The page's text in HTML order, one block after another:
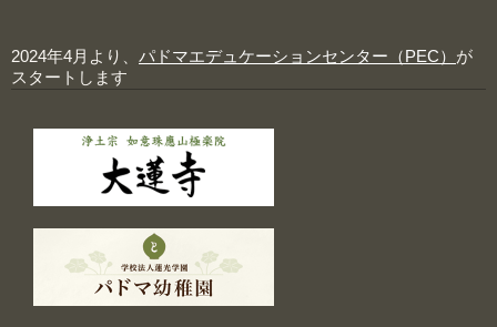
2024年4月より、 パドマエデュケーションセンター（PEC） が
スタートします